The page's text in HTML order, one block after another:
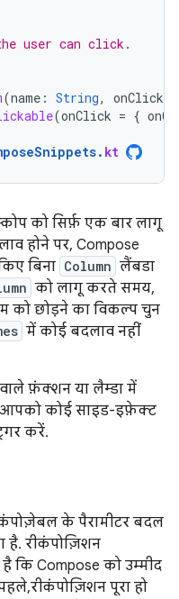
user can click.
(name : String, onClicked
(onClick = {
. kt
को सिर्फ़ एक बार लागू
होने पर, Compose
बिना Column लैंबडा
को लागू करते समय,
छोड़ने का विकल्प चुन
में कोई बदलाव नहीं
फ़ंक्शन या लैम्डा में
आपको कोई साइड-इफ़ेक्ट
करें.
के पैरामीटर बदल
है. रीकंपोज़िशन
कि Compose को उम्मीद
पूरा हो